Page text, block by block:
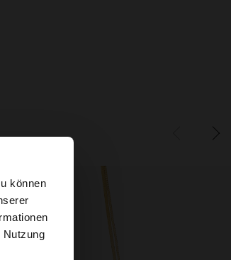
können
Nutzung
×